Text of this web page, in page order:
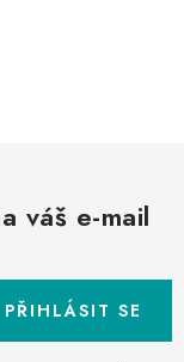
váš e-mail
PŘIHLÁSIT SE